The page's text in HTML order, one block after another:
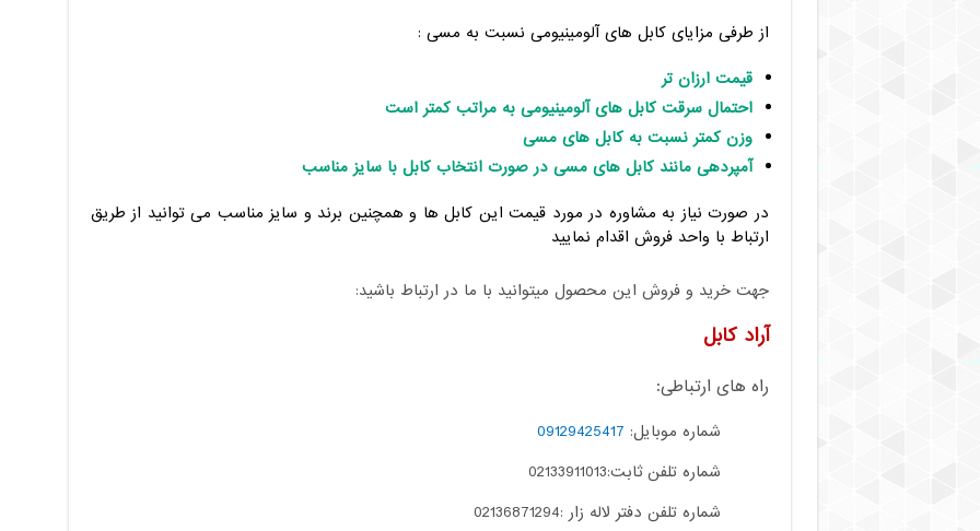
از طرفی مزایای کابل های آلومینیومی نسبت به مسی :
قیمت ارزان تر
احتمال سرقت کابل های آلومینیومی به مراتب کمتر است
وزن کمتر نسبت به کابل های مسی
آمپردهی مانند کابل های مسی در صورت انتخاب کابل با سایز مناسب
در صورت نیاز به مشاوره در مورد قیمت این کابل ها و همچنین برند و سایز مناسب می توانید از طریق
ارتباط با واحد فروش اقدام نمایید
جهت خرید و فروش این محصول میتوانید با ما در ارتباط باشید:
آراد کابل
راه های ارتباطی:
شماره موبایل: 09129425417
شماره تلفن ثابت:02133911013
شماره تلفن دفتر لاله زار :02136871294